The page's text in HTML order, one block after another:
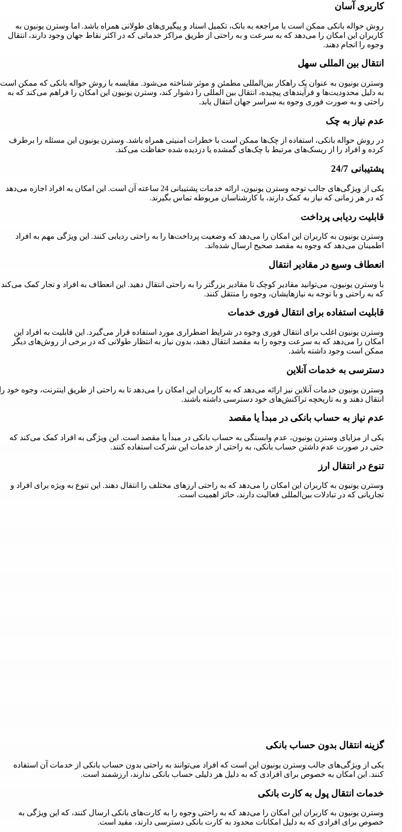
کاربری آسان
روش حواله بانکی ممکن است با مراجعه به بانک، تکمیل اسناد و پیگیری‌های طولانی همراه باشد. اما وسترن یونیون به
کاربران این امکان را می‌دهد که به سرعت و به راحتی از طریق مراکز خدماتی که در اکثر نقاط جهان وجود دارند، انتقال
وجوه را انجام دهند.
انتقال بین المللی سهل
وسترن یونیون به عنوان یک راهکار بین‌المللی مطمئن و موثر شناخته می‌شود. مقایسه با روش حواله بانکی که ممکن است
به دلیل محدودیت‌ها و فرآیندهای پیچیده، انتقال بین المللی را دشوار کند، وسترن یونیون این امکان را فراهم می‌کند که به
راحتی و به صورت فوری وجوه به سراسر جهان انتقال یابد.
عدم نیاز به چک
در روش حواله بانکی، استفاده از چک‌ها ممکن است با خطرات امنیتی همراه باشد. وسترن یونیون این مسئله را برطرف
کرده و افراد را از ریسک‌های مرتبط با چک‌های گمشده یا دزدیده شده حفاظت می‌کند.
پشتیبانی 24/7
یکی از ویژگی‌های جالب توجه وسترن یونیون، ارائه خدمات پشتیبانی 24 ساعته آن است. این امکان به افراد اجازه می‌دهد
که در هر زمانی که نیاز به کمک دارند، با کارشناسان مربوطه تماس بگیرند.
قابلیت ردیابی پرداخت
وسترن یونیون به کاربران این امکان را می‌دهد که وضعیت پرداخت‌ها را به راحتی ردیابی کنند. این ویژگی مهم به افراد
اطمینان می‌دهد که وجوه به مقصد صحیح ارسال شده‌اند.
انعطاف وسیع در مقادیر انتقال
با وسترن یونیون، می‌توانید مقادیر کوچک تا مقادیر بزرگتر را به راحتی انتقال دهید. این انعطاف به افراد و تجار کمک می‌کند
که به راحتی و با توجه به نیازهایشان، وجوه را منتقل کنند.
قابلیت استفاده برای انتقال فوری خدمات
وسترن یونیون اغلب برای انتقال فوری وجوه در شرایط اضطراری مورد استفاده قرار می‌گیرد. این قابلیت به افراد این
امکان را می‌دهد که به سرعت وجوه را به مقصد انتقال دهند، بدون نیاز به انتظار طولانی که در برخی از روش‌های دیگر
ممکن است وجود داشته باشد.
دسترسی به خدمات آنلاین
وسترن یونیون خدمات آنلاین نیز ارائه می‌دهد که به کاربران این امکان را می‌دهد تا به راحتی از طریق اینترنت، وجوه خود را
انتقال دهند و به تاریخچه تراکنش‌های خود دسترسی داشته باشند.
عدم نیاز به حساب بانکی در مبدأ یا مقصد
یکی از مزایای وسترن یونیون، عدم وابستگی به حساب بانکی در مبدأ یا مقصد است. این ویژگی به افراد کمک می‌کند که
حتی در صورت عدم داشتن حساب بانکی، به راحتی از خدمات این شرکت استفاده کنند.
تنوع در انتقال ارز
وسترن یونیون به کاربران این امکان را می‌دهد که به راحتی ارزهای مختلف را انتقال دهند. این تنوع به ویژه برای افراد و
تجاریانی که در تبادلات بین‌المللی فعالیت دارند، حائز اهمیت است.
گزینه انتقال بدون حساب بانکی
یکی از ویژگی‌های جالب وسترن یونیون این است که افراد می‌توانند به راحتی بدون حساب بانکی از خدمات آن استفاده
کنند. این امکان به خصوص برای افرادی که به دلیل هر دلیلی حساب بانکی ندارند، ارزشمند است.
خدمات انتقال پول به کارت بانکی
وسترن یونیون به کاربران این امکان را می‌دهد که به راحتی وجوه را به کارت‌های بانکی ارسال کنند، که این ویژگی به
خصوص برای افرادی که به دلیل امکانات محدود به کارت بانکی دسترسی دارند، مفید است.